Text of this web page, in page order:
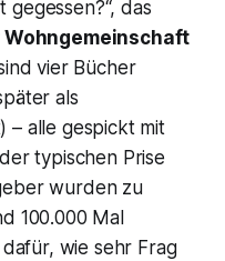
das
vier Bücher
als
– alle gespickt mit
typischen Prise
wurden zu
100.000 Mal
wie sehr Frag